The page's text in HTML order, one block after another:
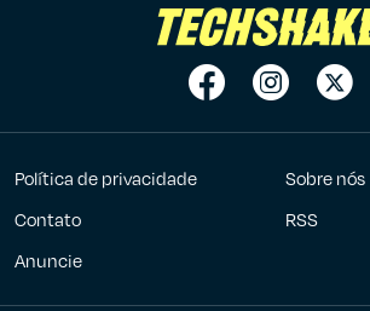
Política de privacidade
Sobre nós
Contato
RSS
Anuncie